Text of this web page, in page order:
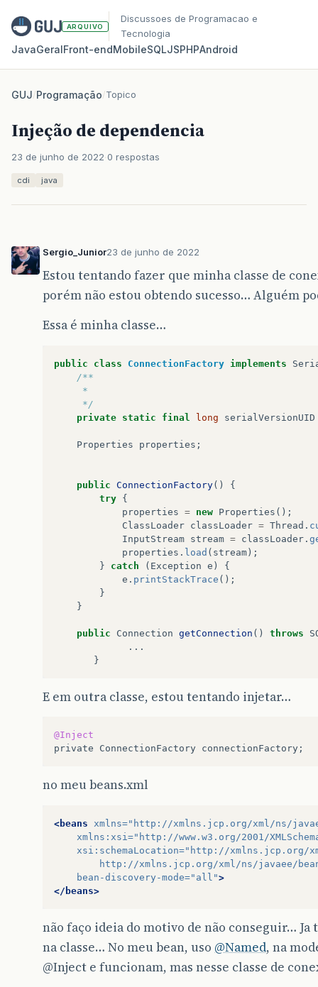
ARQUIVO
Discussoes de Programacao e
Tecnologia
JavaGeralFront‑endMobileSQLJSPHPAndroid
GUJ/Programação/Topico
Injeção de dependencia
23 de junho de 2022 0 respostas
cdi java
Sergio_Junior23 de junho de 2022
Estou tentando fazer que minha classe de
porém não estou obtendo sucesso… Alguém
Essa é minha classe…
public class ConnectionFactory implements
/**
	 *
	 */
private static final long serialVersionUID
Properties properties ;
public ConnectionFactory()
{
try {
properties = new Properties ();
ClassLoader classLoader = Thread .
InputStream stream = classLoader .
properties . load ( stream );
}
catch ( Exception e )
{
e . printStackTrace ();
}
}
public Connection getConnection () throws
...
}
E em outra classe, estou tentando injetar…
@Inject
private
ConnectionFactory connectionFactory ;
no meu beans.xml
<beans xmlns="http://xmlns.jcp.org/xml/ns/
xmlns:xsi="http://www.w3.org/2001/
xsi:schemaLocation="http://xmlns.jcp.org/
http://xmlns.jcp.org/xml/ns/javaee/
bean-discovery-mode="all">
</beans>
não faço ideia do motivo de não conseguir…
na classe… No meu bean, uso @Named, na
@Inject e funcionam, mas nesse classe de